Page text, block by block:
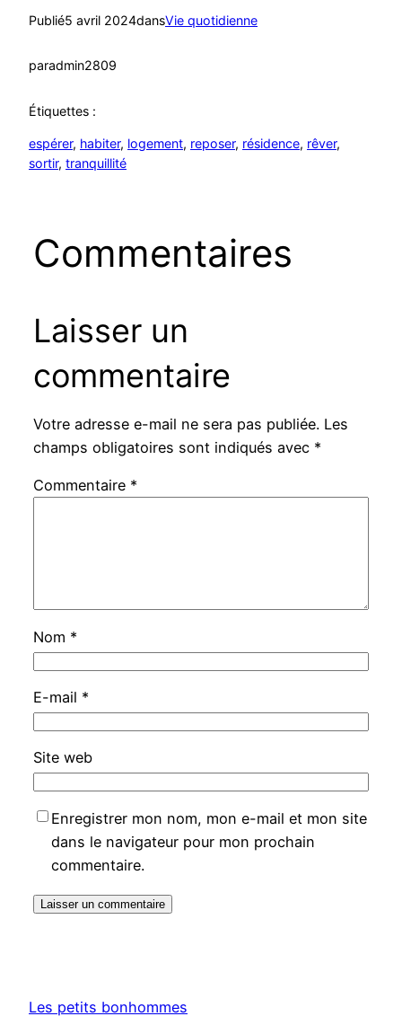
Publié5 avril 2024dansVie quotidienne
paradmin2809
Étiquettes :
espérer, habiter, logement, reposer, résidence, rêver
sortir, tranquillité
Commentaires
Laisser un
commentaire
Votre adresse e-mail ne sera pas publiée. Les
champs obligatoires sont indiqués avec *
Commentaire *
Nom *
E-mail *
Site web
Enregistrer mon nom, mon e-mail et mon site
dans le navigateur pour mon prochain
commentaire.
Les petits bonhommes